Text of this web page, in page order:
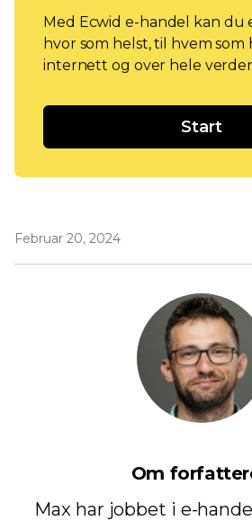
Med Ecwid e-handel kan du
hvor som helst, til hvem som
internett og over hele
Start
Februar 20, 2024
Om
Max har jobbet i e-